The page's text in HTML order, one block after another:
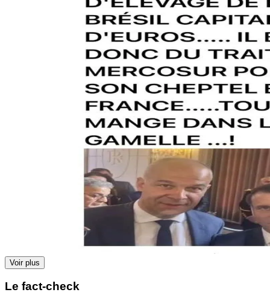
Voir plus
Le fact-check